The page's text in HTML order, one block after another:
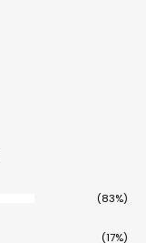
(83%)
(17%)